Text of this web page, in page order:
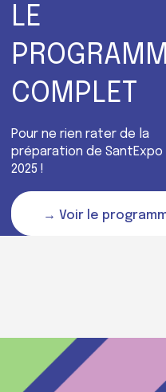
LE
COMPLET
Pour ne rien rater de la
préparation de SantExpo
2025 !
→ Voir le